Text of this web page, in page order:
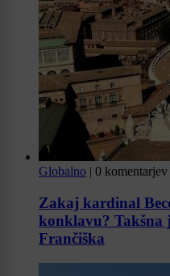
Globalno | 0 komentarjev
Zakaj kardinal
konklavu? Takšna
Frančiška